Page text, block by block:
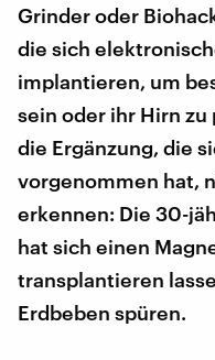
Grinder oder
die sich
implantieren, um
sein oder ihr Hirn zu
die Ergänzung, die
vorgenommen hat,
erkennen: Die 30-
hat sich einen
transplantieren
Erdbeben spüren.